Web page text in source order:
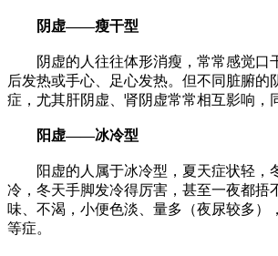
阴虚——瘦干型
阴虚的人往往体形消瘦，常常感觉口
后发热或手心、足心发热。但不同脏腑的
症，尤其肝阴虚、肾阴虚常常相互影响，
阳虚——冰冷型
阳虚的人属于冰冷型，夏天症状轻，
冷，冬天手脚发冷得厉害，甚至一夜都捂
味、不渴，小便色淡、量多（夜尿较多）
等症。